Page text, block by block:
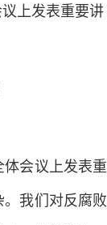
会议上发表重
我们对反腐败